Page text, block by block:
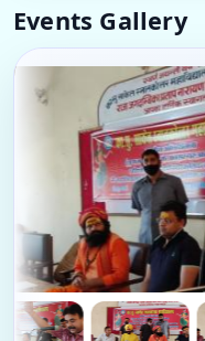
Events Gallery